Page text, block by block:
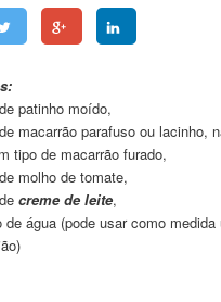
patinho moído,
macarrão parafuso ou lacinho,
tipo de macarrão furado,
molho de tomate,
creme de leite,
de água (pode usar como